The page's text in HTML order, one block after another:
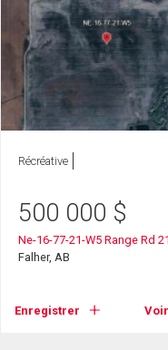
Récréative
500 000 $
Ne-16-77-21-W5 Range Rd
Falher, AB
Enregistrer Voir